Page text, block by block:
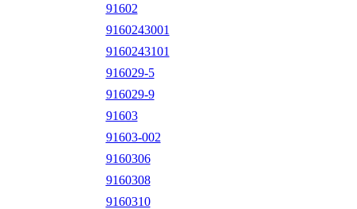
91602
9160243001
9160243101
916029-5
916029-9
91603
91603-002
9160306
9160308
9160310